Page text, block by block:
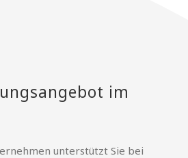
im
unterstützt Sie bei